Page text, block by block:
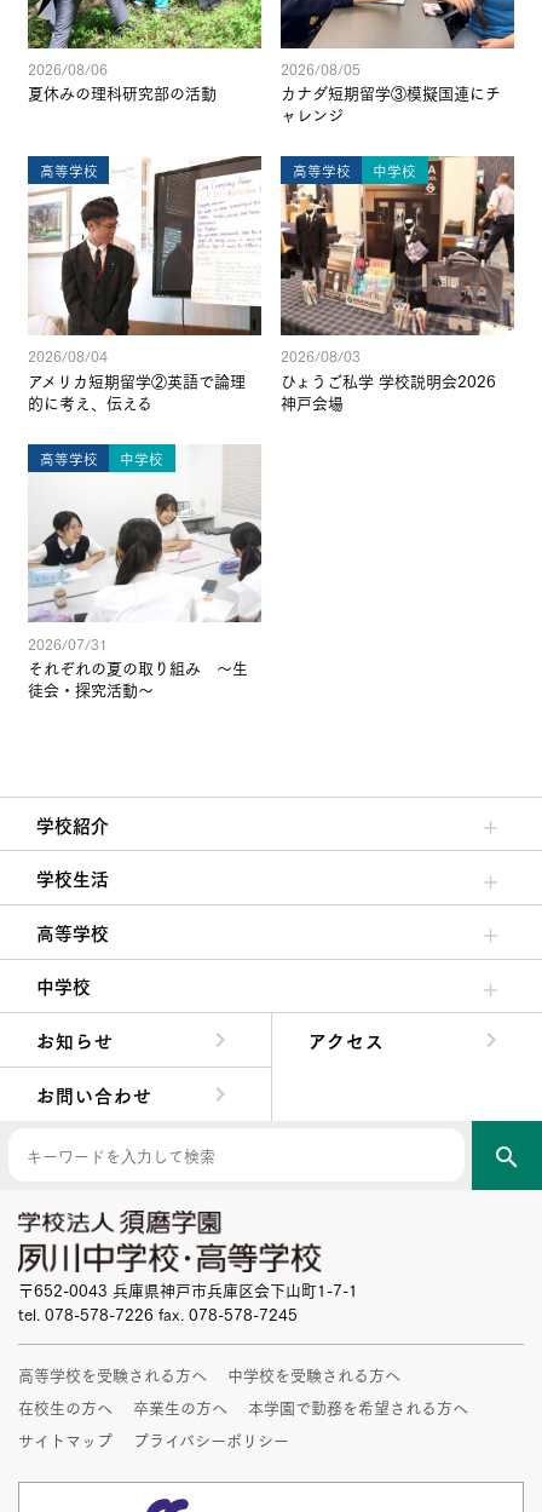
2026/08/06
夏休みの理科研究部の活動
2026/08/05
カナダ短期留学③模擬国連にチ
ャレンジ
高等学校
2026/08/04
アメリカ短期留学②英語で論理
的に考え、伝える
高等学校 中学校
2026/08/03
ひょうご私学 学校説明会2026
神戸会場
高等学校 中学校
2026/07/31
それぞれの夏の取り組み ～生
徒会・探究活動～
学校紹介
理事長/学園長メッセージ
安心して任せられる学校
沿革
施設・設備
大学合格実績
学校生活
クラブ活動・生徒会活動
夙川ブログ
制服紹介
夙川カレンダー
高等学校
高校校長からの挨拶
高校の教育方針／特色
特進コース／進学コース
年間行事
先輩たちの声・生徒たちの声
中学校
中学校長からの挨拶
中学校の教育方針／特色
Aコース／Bコース
年間行事
先輩たちの声・生徒たちの声
お知らせ
アクセス
お問い合わせ
search
〒652-0043 兵庫県神戸市兵庫区会下山町1-7-1
tel. 078-578-7226 fax. 078-578-7245
高等学校を受験される方へ
中学校を受験される方へ
在校生の方へ
卒業生の方へ
本学園で勤務を希望される方へ
サイトマップ
プライバシーポリシー